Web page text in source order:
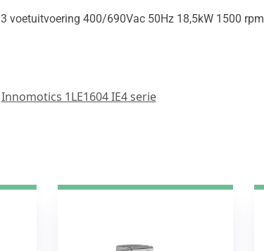
voetuitvoering 400/690Vac 50Hz 18,5kW 1500 rpm
Innomotics 1LE1604 IE4 serie